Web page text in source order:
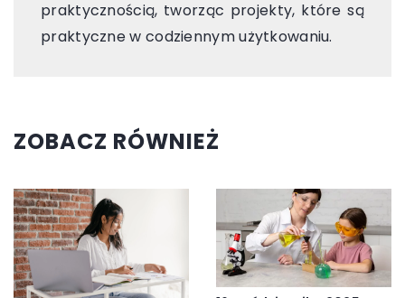
praktycznością, tworząc projekty, które są
praktyczne w codziennym użytkowaniu.
ZOBACZ RÓWNIEŻ